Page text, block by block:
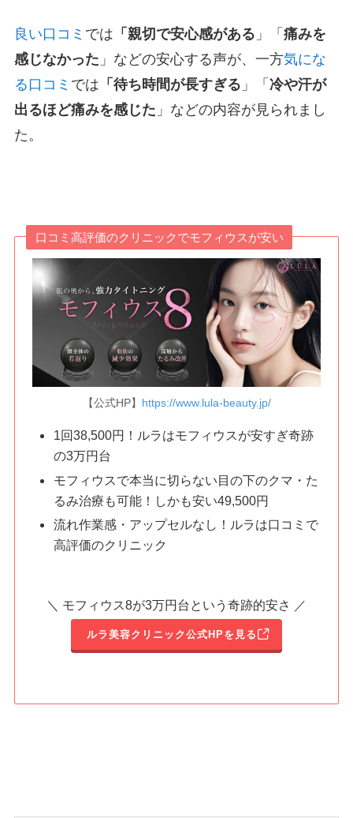
良い口コミ では 「親切で安心感がある 」「 痛みを
感じなかった 」などの安心する声が、一方気にな
る口コミ では 「待ち時間が長すぎる 」「 冷や汗が
出るほど痛みを感じた 」などの内容が見られまし
た。
口コミ高評価のクリニックでモフィウスが安い
【公式HP】 https://www.lula-beauty.jp/
1回38,500円！ルラはモフィウスが安すぎ奇跡
の3万円台
モフィウスで本当に切らない目の下のクマ・た
るみ治療も可能！しかも安い49,500円
流れ作業感・アップセルなし！ルラは口コミで
高評価のクリニック
＼ モフィウス8が3万円台という奇跡的安さ ／
ルラ美容クリニック公式HPを見る